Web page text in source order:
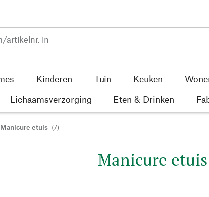
Kinderen Tuin Keuken
Lichaamsverzorging Eten & Drinken
Manicure etuis (7)
Manicure etuis